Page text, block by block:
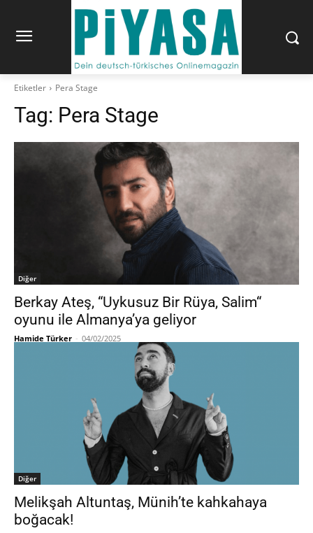
Etiketler Pera Stage
Tag: Pera Stage
Diğer
Berkay Ateş, “Uykusuz Bir Rüya, Salim“
oyunu ile Almanya’ya geliyor
Hamide Türker - 04/02/2025
Diğer
Melikşah Altuntaş, Münih’te kahkahaya
boğacak!